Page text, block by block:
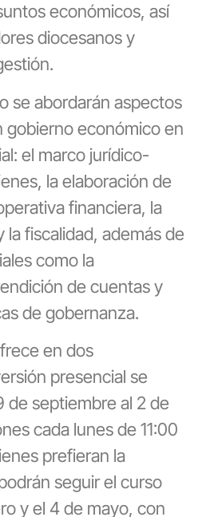
económicos, así
diocesanos y
se abordarán aspectos
gobierno económico en
el marco jurídico-
la elaboración de
financiera, la
la fiscalidad, además de
como la
de cuentas y
de gobernanza.
en dos
presencial se
de septiembre al 2 de
cada lunes de 11:00
prefieran la
seguir el curso
y el 4 de mayo, con